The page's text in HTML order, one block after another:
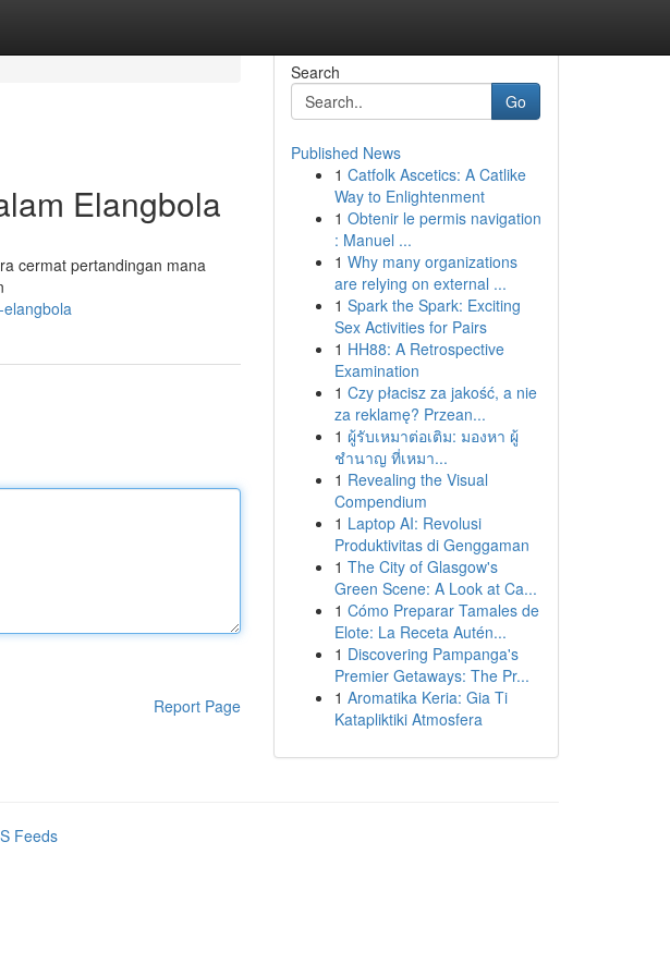
Elangbola
cermat pertandingan mana
Report Page
Search
Go
Published News
1 Catfolk Ascetics: A Catlike
Way to Enlightenment
1 Obtenir le permis navigation
: Manuel ...
1 Why many organizations
are relying on external ...
1 Spark the Spark: Exciting
Sex Activities for Pairs
1 HH88: A Retrospective
Examination
1 Czy płacisz za jakość, a nie
za reklamę? Przean...
1 ผู้รับเหมาต่อเติม: มองหา ผู้
ชำนาญ ที่เหมา...
1 Revealing the Visual
Compendium
1 Laptop AI: Revolusi
Produktivitas di Genggaman
1 The City of Glasgow's
Green Scene: A Look at Ca...
1 Cómo Preparar Tamales de
Elote: La Receta Autén...
1 Discovering Pampanga's
Premier Getaways: The Pr...
1 Aromatika Keria: Gia Ti
Katapliktiki Atmosfera
Feeds